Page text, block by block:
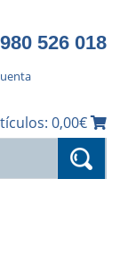
980 526 018
0,00€